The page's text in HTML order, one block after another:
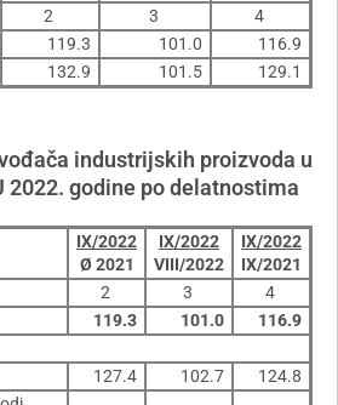
2 3
4
119.3 101.0
116.9
132.9 101.5 129.1
industrijskih proizvoda u
2022. godine po delatnostima
IX/2022
Ø 2021
IX/2022
VIII/2022
IX/2022
IX/2021
2 3
4
119.3 101.0
116.9
127.4 102.7
124.8